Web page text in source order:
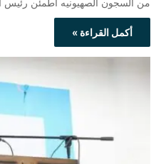
أكمل القراءة »